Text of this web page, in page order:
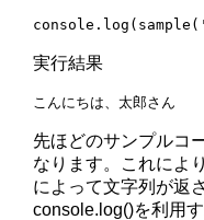
実行結果
先ほどのサンプルコ
なります。これによ
によって文字列が返
console.log()を利用